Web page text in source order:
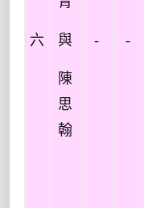
六 與
陳
思
翰
- -